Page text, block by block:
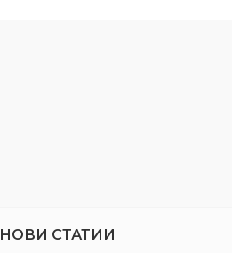
НОВИ СТАТИИ